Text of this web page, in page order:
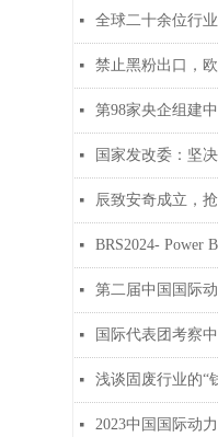
넷
넷 禁止黑粉出口，
넷
넷
넷 辰致安奇成立，
넷
넷
넷
넷 浅谈固废行业的“
넷 2023中国国际动